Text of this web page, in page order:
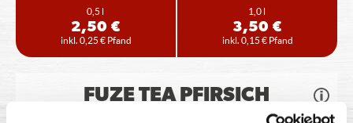
0,5 l
2,50 €
inkl. 0,25 € Pfand
1,0 l
3,50 €
inkl. 0,15 € Pfand
FUZE TEA PFIRSICH